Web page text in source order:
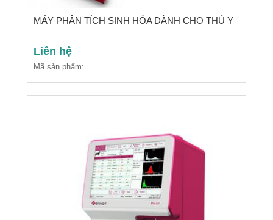
MÁY PHÂN TÍCH SINH HÓA DÀNH CHO THÚ Y
Liên hệ
Mã sản phẩm: